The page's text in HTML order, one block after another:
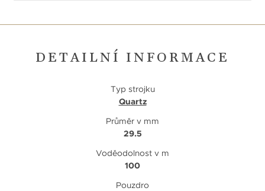
DETAILNÍ INFORMACE
Typ strojku
Quartz
Průměr v mm
29.5
Voděodolnost v m
100
Pouzdro